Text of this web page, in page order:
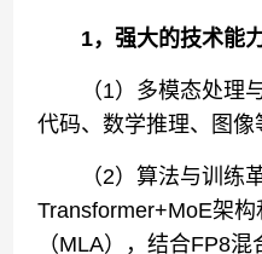
1，强大的技术能
（1）多模态处理与
代码、数学推理、图像
（2）算法与训练革
Transformer+MoE架
（MLA），结合FP8混